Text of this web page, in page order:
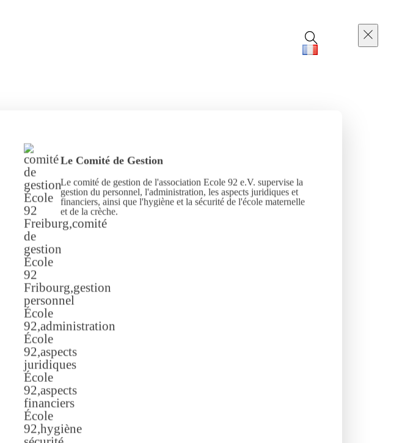
Le Comité de Gestion
Le comité de gestion de l'association Ecole 92 e.V. supervise la
gestion du personnel, l'administration, les aspects juridiques et
financiers, ainsi que l'hygiène et la sécurité de l'école maternelle
et de la crèche.